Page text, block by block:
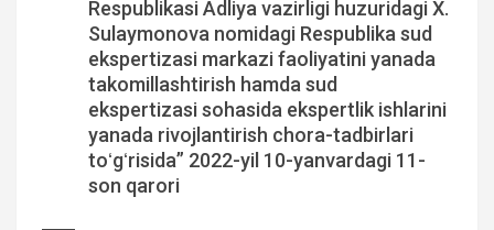
Respublikasi Adliya vazirligi huzuridagi X.
Sulaymonova nomidagi Respublika sud
ekspertizasi markazi faoliyatini yanada
takomillashtirish hamda sud
ekspertizasi sohasida ekspertlik ishlarini
yanada rivojlantirish chora-tadbirlari
toʻgʻrisida” 2022-yil 10-yanvardagi 11-
son qarori